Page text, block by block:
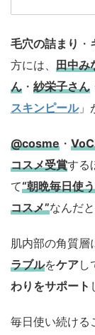
毛穴の詰まり ・
方には、 田中み
ん ・ 紗栄子さん
スキンピール」
@cosme ・
コスメ受賞する
て“朝晩毎日使
コスメ”なんだ
肌内部の角質層
ラブルをケアし
わりをサポート
毎日使い続ける